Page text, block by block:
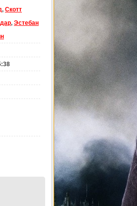
, Скотт
, Эстебан